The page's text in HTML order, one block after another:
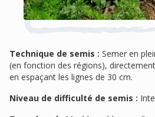
Technique de semis : Semer en
(en fonction des régions),
en espaçant les lignes de 30 cm.
Niveau de difficulté de semis :